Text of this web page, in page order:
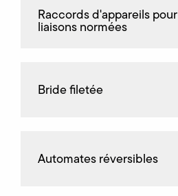
Raccords d'appareils pour
liaisons normées
Bride filetée
Automates réversibles